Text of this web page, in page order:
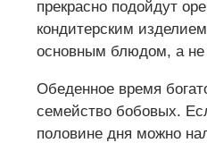
прекрасно подойдут
кондитерским
основным блюдом, а не
Обеденное время
семейство бобовых.
половине дня можно